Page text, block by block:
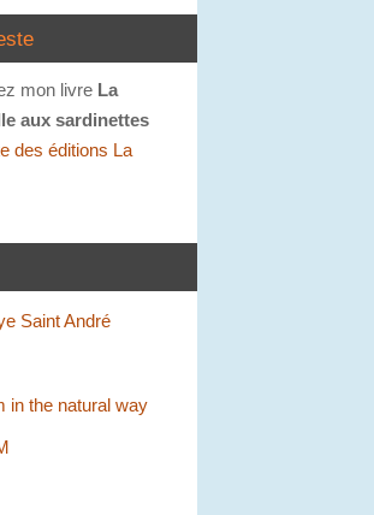
mon livre La
aux sardinettes
des éditions La
Saint André
in the natural way